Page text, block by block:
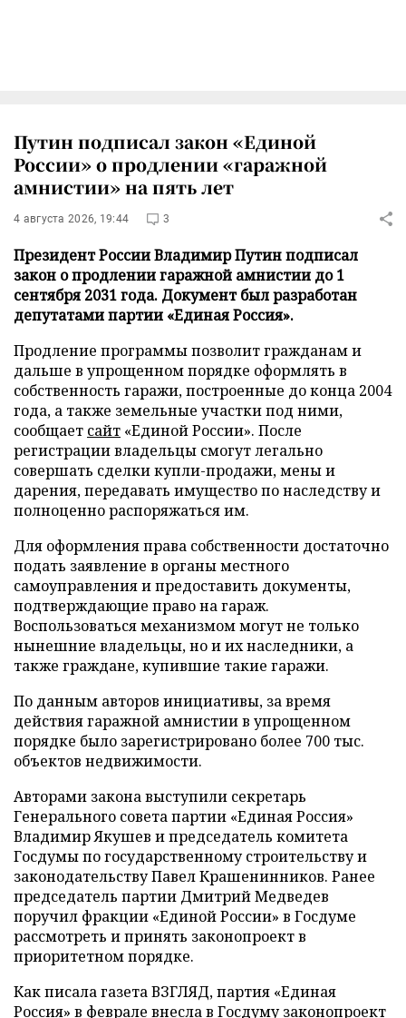
Путин подписал закон «Единой
России» о продлении «гаражной
амнистии» на пять лет
4 августа 2026, 19:44 3
Президент России Владимир Путин подписал
закон о продлении гаражной амнистии до 1
сентября 2031 года. Документ был разработан
депутатами партии «Единая Россия».
Продление программы позволит гражданам и
дальше в упрощенном порядке оформлять в
собственность гаражи, построенные до конца 2004
года, а также земельные участки под ними,
сообщает сайт «Единой России». После
регистрации владельцы смогут легально
совершать сделки купли-продажи, мены и
дарения, передавать имущество по наследству и
полноценно распоряжаться им.
Для оформления права собственности достаточно
подать заявление в органы местного
самоуправления и предоставить документы,
подтверждающие право на гараж.
Воспользоваться механизмом могут не только
нынешние владельцы, но и их наследники, а
также граждане, купившие такие гаражи.
По данным авторов инициативы, за время
действия гаражной амнистии в упрощенном
порядке было зарегистрировано более 700 тыс.
объектов недвижимости.
Авторами закона выступили секретарь
Генерального совета партии «Единая Россия»
Владимир Якушев и председатель комитета
Госдумы по государственному строительству и
законодательству Павел Крашенинников. Ранее
председатель партии Дмитрий Медведев
поручил фракции «Единой России» в Госдуме
рассмотреть и принять законопроект в
приоритетном порядке.
Как писала газета ВЗГЛЯД, партия «Единая
Россия» в феврале внеслав Госдуму законопроект